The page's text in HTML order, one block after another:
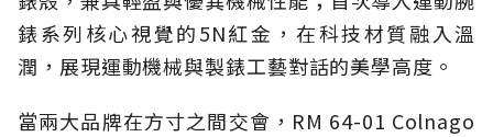
錶系列核心視覺的5N紅金，在科技材質融入溫
潤，展現運動機械與製錶工藝對話的美學高度。
當兩大品牌在方寸之間交會，RM 64-01 Colnago